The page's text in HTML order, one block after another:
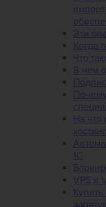
Эти
Когда
Что
В чем
На что
1С
VPS и